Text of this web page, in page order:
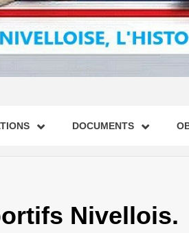
DOCUMENTS
Nivellois.